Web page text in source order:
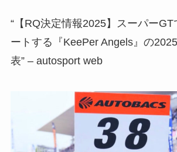
“【RQ決定情報2025】スーパー
ートする『KeePer Angels』の
表” – autosport web